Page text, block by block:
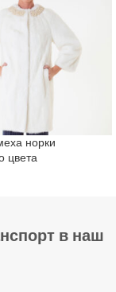
норки
цвета
в наш